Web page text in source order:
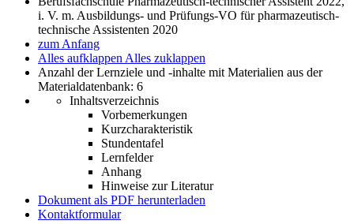
i. V. m. Ausbildungs- und Prüfungs-VO für pharmazeutisch-
technische Assistenten 2020
zum Anfang
Alles aufklappen Alles zuklappen
Anzahl der Lernziele und -inhalte mit Materialien aus der
Materialdatenbank: 6
Inhaltsverzeichnis
Vorbemerkungen
Kurzcharakteristik
Stundentafel
Lernfelder
Anhang
Hinweise zur Literatur
Dokument als PDF herunterladen
Kontaktformular